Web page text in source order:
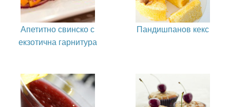
Апетитно свинско с
екзотична гарнитура
Пандишпанов кекс